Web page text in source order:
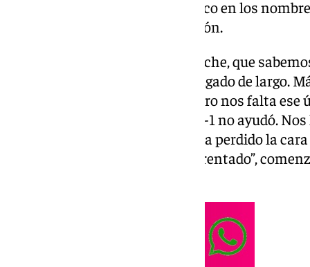
no quiso poner el foco en los
sido una cuestión de poca tensión.
Creo que es clave el inicio. “El Elche, que
que ha sido la vez que más ha jugado de largo.
hemos generado situaciones pero nos falta
ha marcado tan pronto con el 0-1 no ayudó.
individuales pero el equipo no ha perdido la
más duro al que nos hemos enfrentado”,